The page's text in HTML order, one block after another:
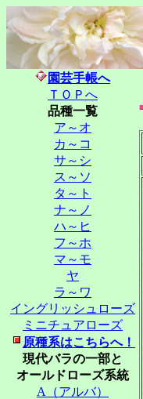
園芸手帳へ
ＴＯＰへ
品種一覧
ア～オ
カ～コ
サ～シ
ス～ソ
タ～ト
ナ～ノ
ハ～ヒ
フ～ホ
マ～モ
ヤ
ラ～ワ
イングリッシュローズ
ミニチュアローズ
原種系はこちらへ！
現代バラの一部と
オールドローズ系統
A（アルバ）